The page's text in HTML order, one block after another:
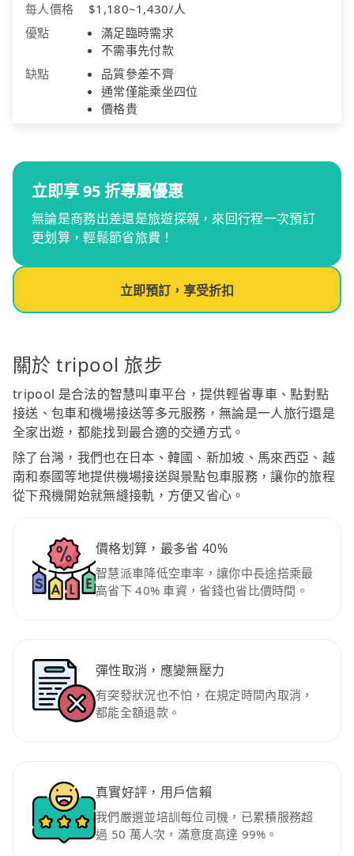
每人價格
$1,180~1,430/人
優點
滿足臨時需求
不需事先付款
缺點
品質參差不齊
通常僅能乘坐四位
價格貴
立即享 95 折專屬優惠
無論是商務出差還是旅遊探親，來回行程一次預訂
更划算，輕鬆節省旅費！
立即預訂，享受折扣
關於 tripool 旅步
tripool 是合法的智慧叫車平台，提供輕省專車、點對點
接送、包車和機場接送等多元服務，無論是一人旅行還是
全家出遊，都能找到最合適的交通方式。
除了台灣，我們也在日本、韓國、新加坡、馬來西亞、越
南和泰國等地提供機場接送與景點包車服務，讓你的旅程
從下飛機開始就無縫接軌，方便又省心。
價格划算，最多省 40%
智慧派車降低空車率，讓你中長途搭乘最
高省下 40% 車資，省錢也省比價時間。
彈性取消，應變無壓力
有突發狀況也不怕，在規定時間內取消，
都能全額退款。
真實好評，用戶信賴
我們嚴選並培訓每位司機，已累積服務超
過 50 萬人次，滿意度高達 99%。